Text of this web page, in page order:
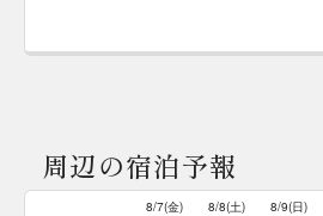
周辺の宿泊予報
8/7(金) 8/8(土) 8/9(日)